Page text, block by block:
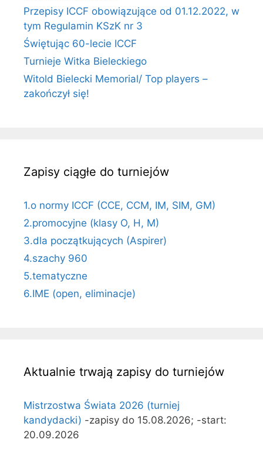
Przepisy ICCF obowiązujące od 01.12.2022, w
tym Regulamin KSzK nr 3
Świętując 60-lecie ICCF
Turnieje Witka Bieleckiego
Witold Bielecki Memorial/ Top players –
zakończył się!
Zapisy ciągłe do turniejów
1.o normy ICCF (CCE, CCM, IM, SIM, GM)
2.promocyjne (klasy O, H, M)
3.dla początkujących (Aspirer)
4.szachy 960
5.tematyczne
6.IME (open, eliminacje)
Aktualnie trwają zapisy do turniejów
Mistrzostwa Świata 2026 (turniej
kandydacki) -zapisy do 15.08.2026; -start:
20.09.2026